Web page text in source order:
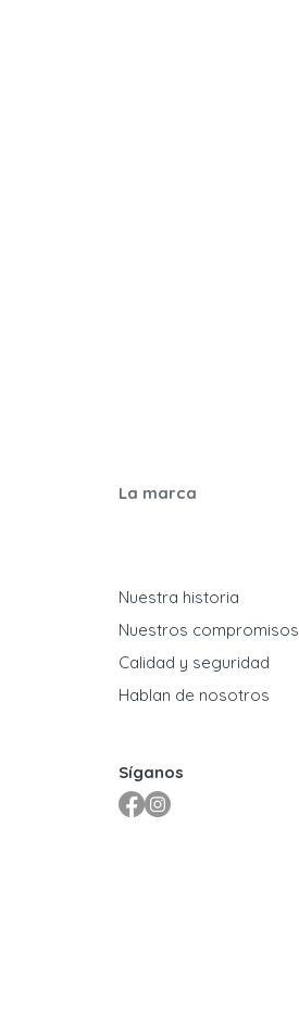
La marca
Nuestra historia
Nuestros compromisos
​Calidad y seguridad
Hablan de nosotros
Síganos